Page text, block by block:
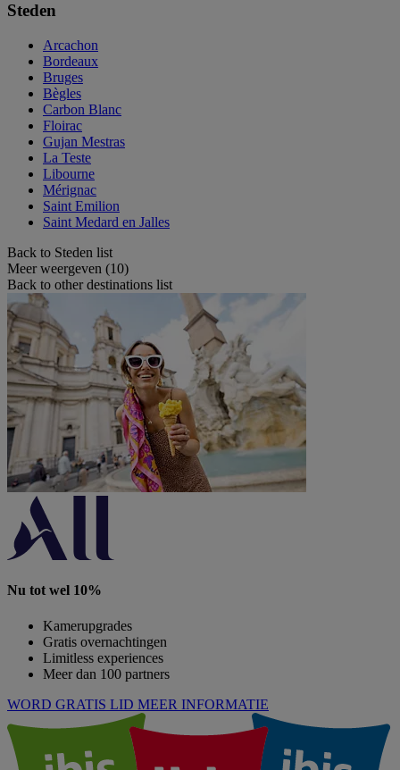
Steden
Arcachon
Bordeaux
Bruges
Bègles
Carbon Blanc
Floirac
Gujan Mestras
La Teste
Libourne
Mérignac
Saint Emilion
Saint Medard en Jalles
Back to Steden list
Meer weergeven (10)
Back to other destinations list
Nu tot wel 10%
Kamerupgrades
Gratis overnachtingen
Limitless experiences
Meer dan 100 partners
WORD GRATIS LID MEER INFORMATIE